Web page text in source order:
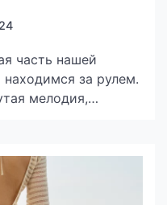
часть нашей
за рулем.
мелодия,
идеальные
avtoakustika/filter/